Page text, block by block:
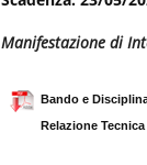
Manifestazione di
Bando e
Relazione Tecnica